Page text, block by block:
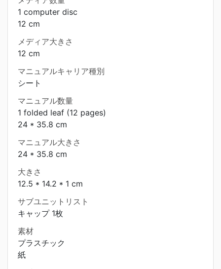
1 computer disc
12 cm
メディア大きさ
12 cm
マニュアルキャリア種別
シート
マニュアル数量
1 folded leaf (12 pages)
24 * 35.8 cm
マニュアル大きさ
24 * 35.8 cm
大きさ
12.5 * 14.2 * 1 cm
サブユニットリスト
キャップ 1枚
素材
プラスチック
紙